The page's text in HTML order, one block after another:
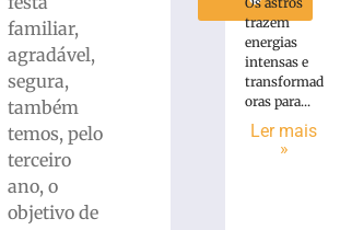
familiar,
agradável,
segura,
também
temos, pelo
terceiro
ano, o
objetivo de
trazem
energias
intensas e
transformad
oras para...
Ler mais
»